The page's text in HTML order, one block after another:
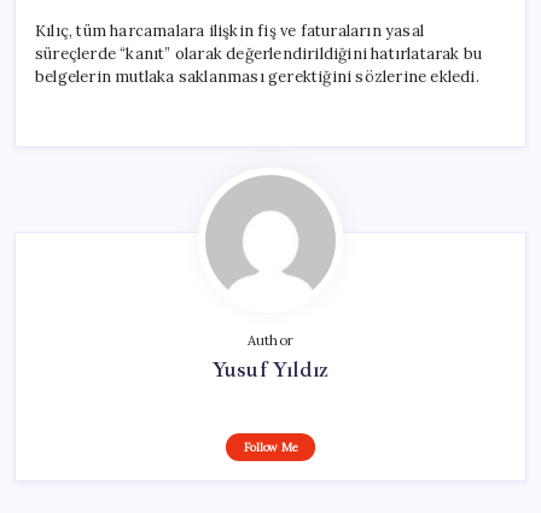
Kılıç, tüm harcamalara ilişkin fiş ve faturaların yasal
süreçlerde “kanıt” olarak değerlendirildiğini hatırlatarak bu
belgelerin mutlaka saklanması gerektiğini sözlerine ekledi.
Author
Yusuf Yıldız
Follow Me